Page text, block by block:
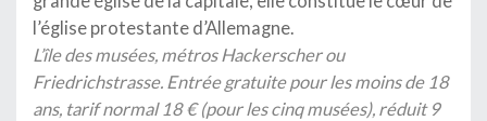
l’église protestante d’Allemagne.
L’île des musées, métros Hackerscher ou
Friedrichstrasse. Entrée gratuite pour les moins de 18
ans, tarif normal 18 € (pour les cinq musées), réduit 9